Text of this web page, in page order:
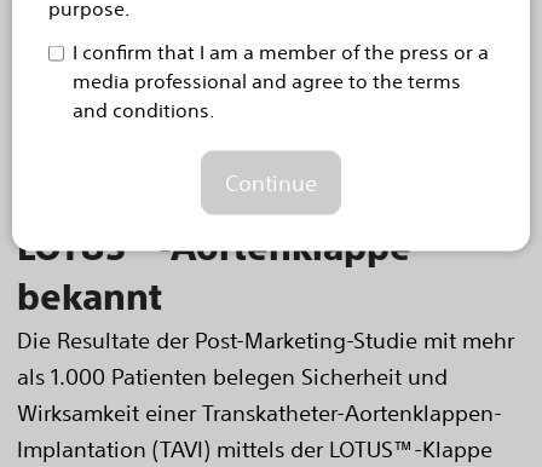
purpose.
I confirm that I am a member of the press or a
media professional and agree to the terms
and conditions.
Continue
May 19, 2016
Boston Scientific gibt im
Rahmen des EuroPCR 2016
neue Daten aus der
RESPOND-Studie zur
LOTUS™-Aortenklappe
bekannt
Die Resultate der Post-Marketing-Studie mit mehr
als 1.000 Patienten belegen Sicherheit und
Wirksamkeit einer Transkatheter-Aortenklappen-
Implantation (TAVI) mittels der LOTUS™-Klappe